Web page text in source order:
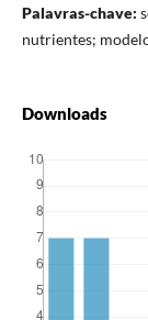
Palavras-chave:
nutrientes;
Downloads